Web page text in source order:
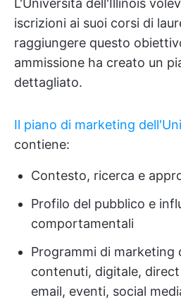
L'Università dell'Illinois
iscrizioni ai suoi corsi di
raggiungere questo
ammissione ha creato un
dettagliato.
Il piano di marketing
contiene:
Contesto, ricerca e
Profilo del pubblico e
comportamentali
Programmi di marketing
contenuti, digitale,
email, eventi, social